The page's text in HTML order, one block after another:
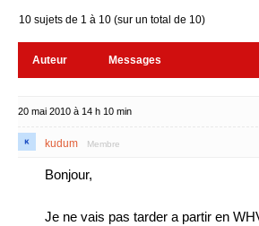
10 sujets de 1 à 10 (sur un total de 10)
Auteur Messages
20 mai 2010 à 14 h 10 min
kudum Membre
Bonjour,
Je ne vais pas tarder a partir en